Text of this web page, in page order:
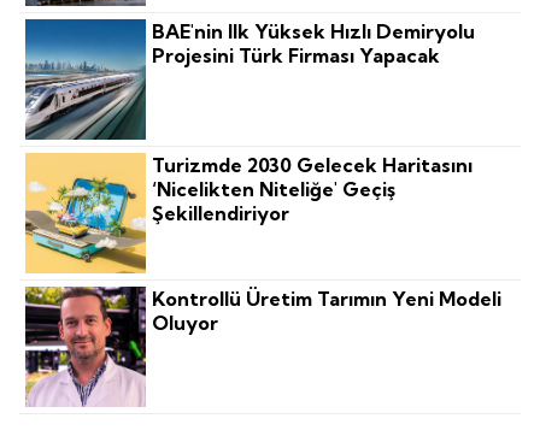
BAE'nin Ilk Yüksek Hızlı Demiryolu
Projesini Türk Firması Yapacak
Turizmde 2030 Gelecek Haritasını
‘nicelikten Niteliğe' Geçiş
Şekillendiriyor
Kontrollü Üretim Tarımın Yeni Modeli
Oluyor